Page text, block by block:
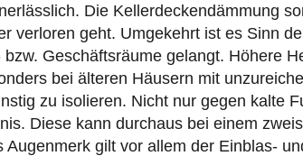
Die Kellerdeckendämmung
verloren geht. Umgekehrt ist es Sinn
Geschäftsräume gelangt. Höhere
bei älteren Häusern mit
zu isolieren. Nicht nur gegen kalte
Diese kann durchaus bei einem
gilt vor allem der Einblas-